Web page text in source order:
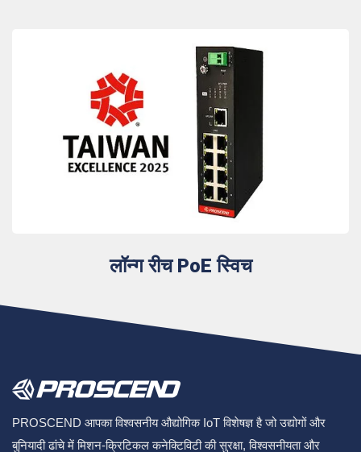
लॉन्ग रीच PoE स्विच
PROSCEND आपका विश्वसनीय औद्योगिक IoT विशेषज्ञ है जो उद्योगों और
बुनियादी ढांचे में मिशन-क्रिटिकल कनेक्टिविटी की सुरक्षा, विश्वसनीयता और